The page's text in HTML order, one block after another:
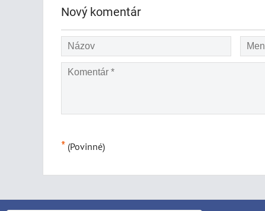
Nový komentár
* (Povinné)